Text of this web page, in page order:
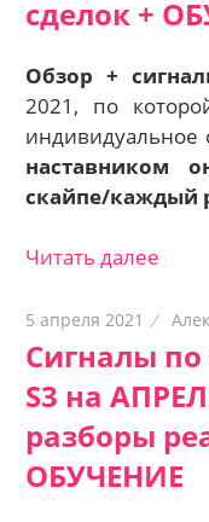
сделок +
Обзор +
2021, по
индивидуальное
наставником
скайпе/каждый
Читать далее
5 апреля 2021
Сигналы по
S3 на
разборы
ОБУЧЕНИЕ